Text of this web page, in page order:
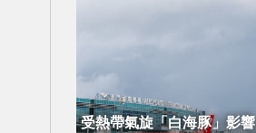
受熱帶氣旋「白海豚」影響